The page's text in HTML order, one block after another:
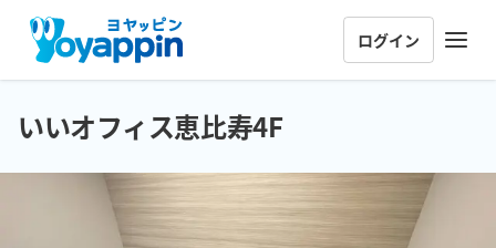
ログイン
いいオフィス恵比寿4F